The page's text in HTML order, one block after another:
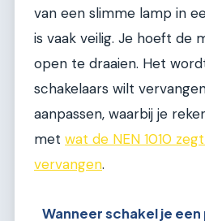
van een slimme lamp in
is vaak veilig. Je hoeft de
open te draaien. Het
schakelaars wilt
aanpassen, waarbij je
met wat de NEN 1010
vervangen.
Wanneer schakel je